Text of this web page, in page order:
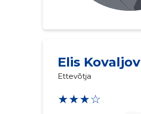
Elis Kovaljov
Ettevõtja
★★★☆